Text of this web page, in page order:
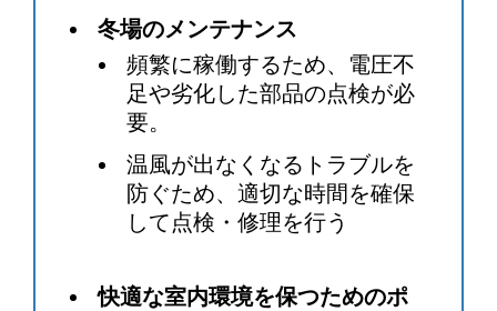
冬場のメンテナンス
頻繁に稼働するため、電圧不
足や劣化した部品の点検が必
要。
温風が出なくなるトラブルを
防ぐため、適切な時間を確保
して点検・修理を行う
快適な室内環境を保つためのポ